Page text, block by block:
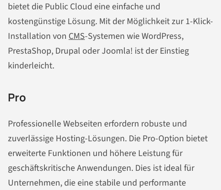
bietet die Public Cloud eine einfache und
kostengünstige Lösung. Mit der Möglichkeit zur 1-Klick-
Installation von CMS-Systemen wie WordPress,
PrestaShop, Drupal oder Joomla! ist der Einstieg
kinderleicht.
Pro
Professionelle Webseiten erfordern robuste und
zuverlässige Hosting-Lösungen. Die Pro-Option bietet
erweiterte Funktionen und höhere Leistung für
geschäftskritische Anwendungen. Dies ist ideal für
Unternehmen, die eine stabile und performante